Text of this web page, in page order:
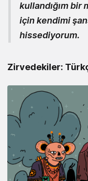
kullandığım bir
için kendimi
hissediyorum.
Zirvedekiler: